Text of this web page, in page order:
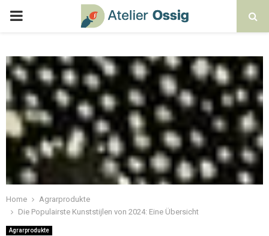
Home
Agrarprodukte
Die Populairste Kunststijlen von 2024: Eine Übersicht
Agrarprodukte